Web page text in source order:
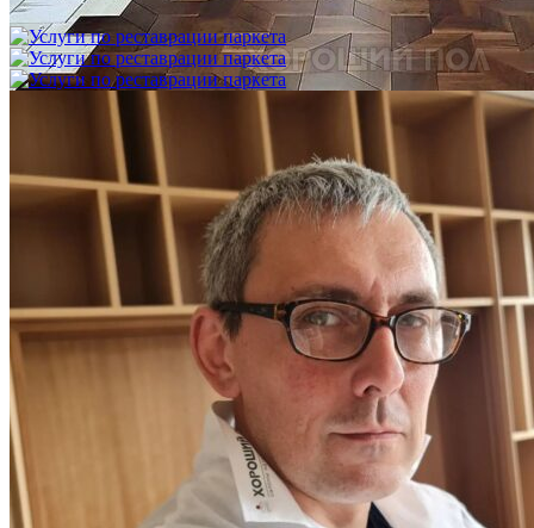
3 600 ₽
Услуги по реставрации паркета
1 500 ₽
Блог
Интересные статьи о паркете Coswick